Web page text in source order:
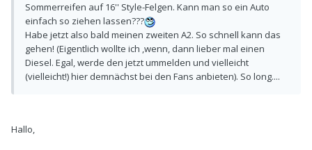
Sommerreifen auf 16'' Style-Felgen. Kann man so ein Auto
einfach so ziehen lassen???
Habe jetzt also bald meinen zweiten A2. So schnell kann das
gehen! (Eigentlich wollte ich ,wenn, dann lieber mal einen
Diesel. Egal, werde den jetzt ummelden und vielleicht
(vielleicht!) hier demnächst bei den Fans anbieten). So long....
Hallo,